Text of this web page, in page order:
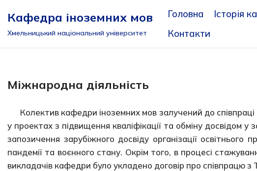
Перейти
Кафедра іноземних мов
Хмельницький національний університет
Головна Історія
Контакти
Міжнародна діяльність
Колектив кафедри іноземних мов залучений до
у проектах з підвищення кваліфікації та обміну досвідом
запозичення зарубіжного досвіду організації
пандемії та воєнного стану. Окрім того, в процесі
викладачів кафедри було укладено договір про співпрацю